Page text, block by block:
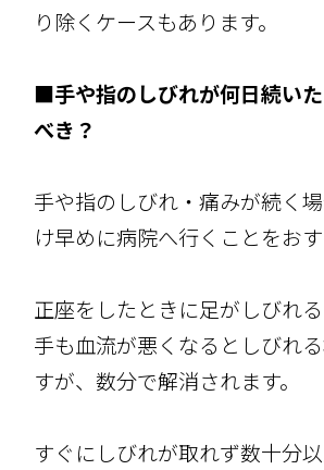
り除くケースもあります。
■手や指のしびれが何日続い
べき？
手や指のしびれ・痛みが続く
け早めに病院へ行くことをおす
正座をしたときに足がしびれる
手も血流が悪くなるとしびれ
すが、数分で解消されます。
すぐにしびれが取れず数十分以